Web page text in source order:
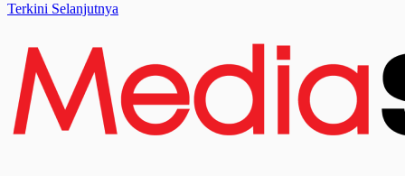
Terkini Selanjutnya